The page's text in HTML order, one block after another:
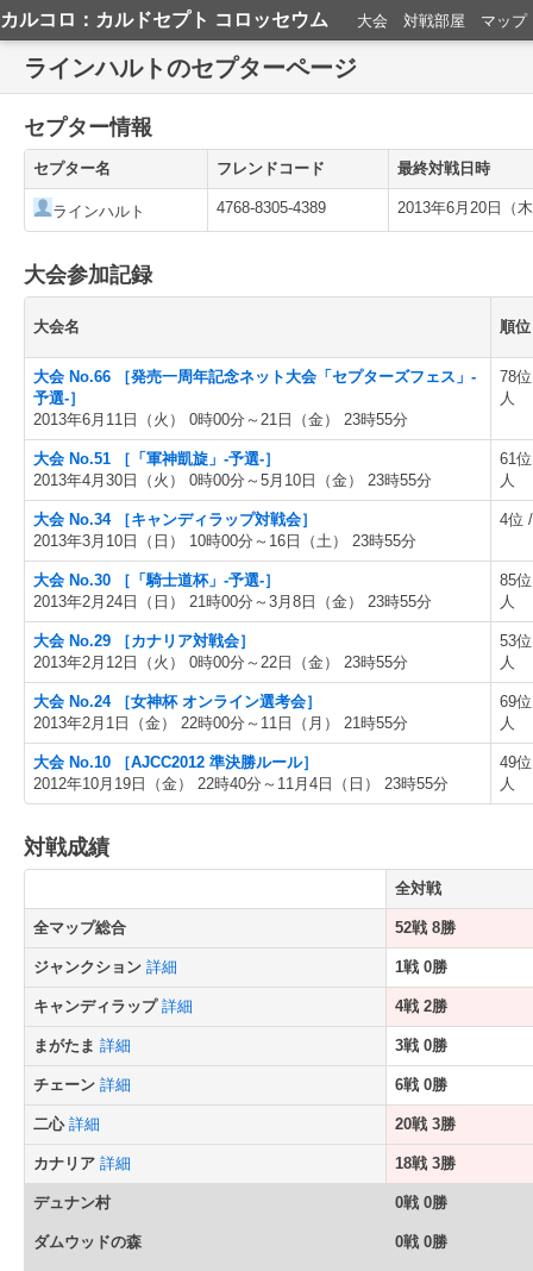
カルコロ：カルドセプト コロッセウム 大会 対戦部屋 マップ
ラインハルトのセプターページ
セプター情報
セプター名 フレンドコード 最終対戦日時
ラインハルト 4768-8305-4389 2013年6月20日（
大会参加記録
大会名 順位
大会 No.66 ［発売一周年記念ネット大会「セプターズフェス」-
予選-］
2013年6月11日（火） 0時00分～21日（金） 23時55分
78
人
大会 No.51 ［「軍神凱旋」-予選-］
2013年4月30日（火） 0時00分～5月10日（金） 23時55分
61
人
大会 No.34 ［キャンディラップ対戦会］
2013年3月10日（日） 10時00分～16日（土） 23時55分
4位
大会 No.30 ［「騎士道杯」-予選-］
2013年2月24日（日） 21時00分～3月8日（金） 23時55分
85
人
大会 No.29 ［カナリア対戦会］
2013年2月12日（火） 0時00分～22日（金） 23時55分
53
人
大会 No.24 ［女神杯 オンライン選考会］
2013年2月1日（金） 22時00分～11日（月） 21時55分
69
人
大会 No.10 ［AJCC2012 準決勝ルール］
2012年10月19日（金） 22時40分～11月4日（日） 23時55分
49
人
対戦成績
全対戦
全マップ総合 52戦 8勝
ジャンクション 詳細 1戦 0勝
キャンディラップ 詳細 4戦 2勝
まがたま 詳細 3戦 0勝
チェーン 詳細 6戦 0勝
二心 詳細 20戦 3勝
カナリア 詳細 18戦 3勝
デュナン村 0戦 0勝
ダムウッドの森 0戦 0勝